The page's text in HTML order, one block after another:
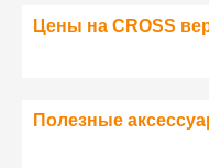
Цены на CROSS
Полезные